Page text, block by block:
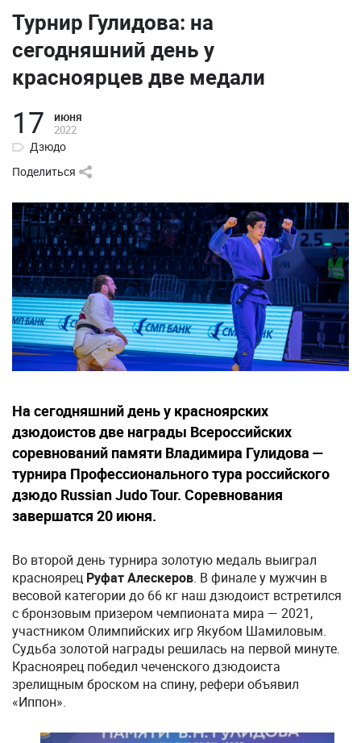
Турнир Гулидова: на
сегодняшний день у
красноярцев две медали
17 июня
2022
Дзюдо
Поделиться
На сегодняшний день у красноярских
дзюдоистов две награды Всероссийских
соревнований памяти Владимира Гулидова —
турнира Профессионального тура российского
дзюдо Russian Judo Tour. Соревнования
завершатся 20 июня.
Во второй день турнира золотую медаль выиграл
красноярец Руфат Алескеров. В финале у мужчин в
весовой категории до 66 кг наш дзюдоист встретился
с бронзовым призером чемпионата мира — 2021,
участником Олимпийских игр Якубом Шамиловым.
Судьба золотой награды решилась на первой минуте.
Красноярец победил чеченского дзюдоиста
зрелищным броском на спину, рефери объявил
«Иппон».